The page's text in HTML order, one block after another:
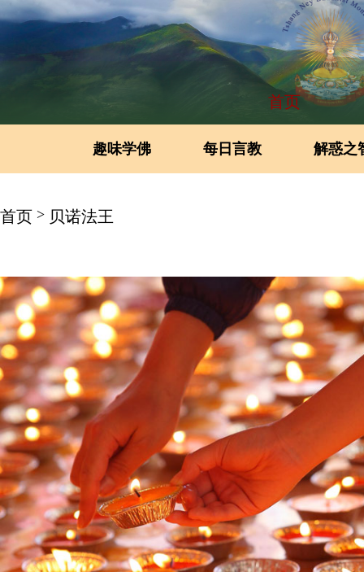
首页
趣味学佛 每日言教 解惑之
首页 > 贝诺法王